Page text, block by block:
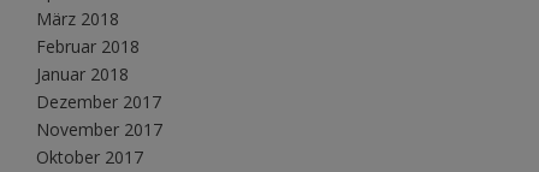
März 2018
Februar 2018
Januar 2018
Dezember 2017
November 2017
Oktober 2017